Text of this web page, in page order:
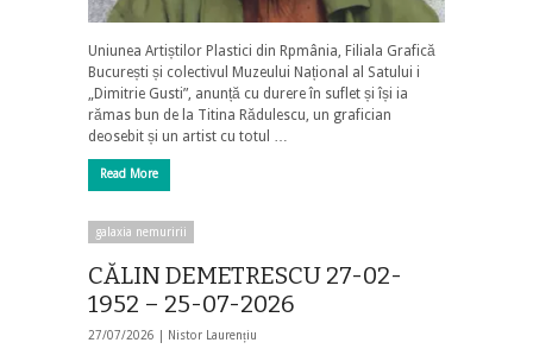
Uniunea Artiștilor Plastici din Rpmânia, Filiala Grafică
București și colectivul Muzeului Național al Satului i
„Dimitrie Gusti”, anunță cu durere în suflet și își ia
rămas bun de la Titina Rădulescu, un grafician
deosebit și un artist cu totul …
Read More
galaxia nemuririi
CĂLIN DEMETRESCU 27-02-
1952 – 25-07-2026
27/07/2026 | Nistor Laurențiu